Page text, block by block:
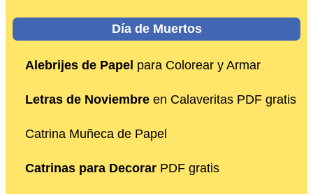
Día de Muertos
Alebrijes de Papel para Colorear y Armar
Letras de Noviembre en Calaveritas PDF gratis
Catrina Muñeca de Papel
Catrinas para Decorar PDF gratis